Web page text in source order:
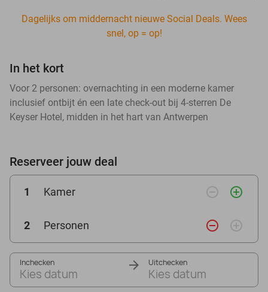
Dagelijks om middernacht nieuwe Social Deals. Wees
snel, op = op!
In het kort
Voor 2 personen: overnachting in een moderne kamer
inclusief ontbijt én een late check-out bij 4-sterren De
Keyser Hotel, midden in het hart van Antwerpen
Reserveer jouw deal
1 Kamer remove_circle_outline add_circle_outline
2 Personen remove_circle_outline add_circle_outline
Inchecken
Kies datum
Uitchecken
Kies datum